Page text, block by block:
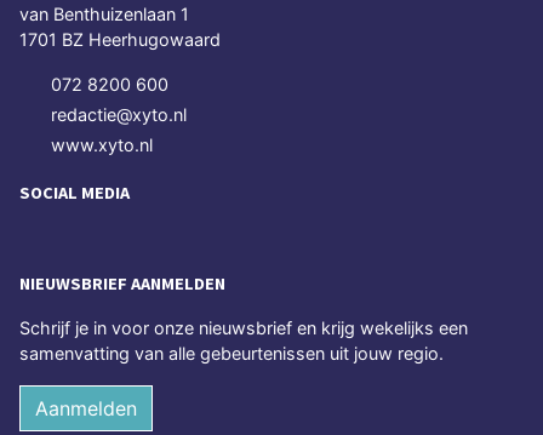
van Benthuizenlaan 1
1701 BZ Heerhugowaard
072 8200 600
redactie@xyto.nl
www.xyto.nl
SOCIAL MEDIA
NIEUWSBRIEF AANMELDEN
Schrijf je in voor onze nieuwsbrief en krijg wekelijks een
samenvatting van alle gebeurtenissen uit jouw regio.
Aanmelden